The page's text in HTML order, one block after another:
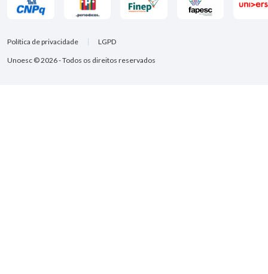
Unoesc © 2026 - Todos os direitos reservados
Política de privacidade LGPD